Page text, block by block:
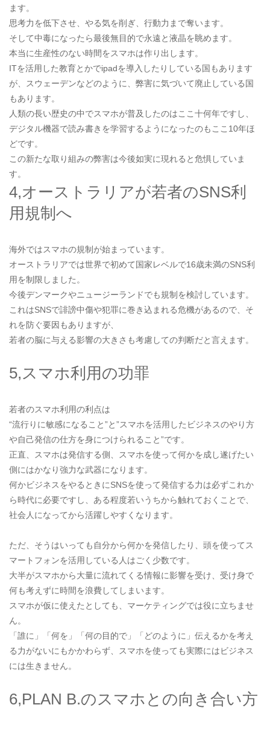
ます。
思考力を低下させ、やる気を削ぎ、行動力まで奪います。
そして中毒になったら最後無目的で永遠と液晶を眺めます。
本当に生産性のない時間をスマホは作り出します。
ITを活用した教育とかでipadを導入したりしている国もあります
が、スウェーデンなどのように、弊害に気づいて廃止している国
もあります。
人類の長い歴史の中でスマホが普及したのはここ十何年ですし、
デジタル機器で読み書きを学習するようになったのもここ10年ほ
どです。
この新たな取り組みの弊害は今後如実に現れると危惧していま
す。
4,オーストラリアが若者のSNS利
用規制へ
海外ではスマホの規制が始まっています。
オーストラリアでは世界で初めて国家レベルで16歳未満のSNS利
用を制限しました。
今後デンマークやニュージーランドでも規制を検討しています。
これはSNSで誹謗中傷や犯罪に巻き込まれる危機があるので、そ
れを防ぐ要因もありますが、
若者の脳に与える影響の大きさも考慮しての判断だと言えます。
5,スマホ利用の功罪
若者のスマホ利用の利点は
“流行りに敏感になること”と”スマホを活用したビジネスのやり方
や自己発信の仕方を身につけられること”です。
正直、スマホは発信する側、スマホを使って何かを成し遂げたい
側にはかなり強力な武器になります。
何かビジネスをやるときにSNSを使って発信する力は必ずこれか
ら時代に必要ですし、ある程度若いうちから触れておくことで、
社会人になってから活躍しやすくなります。
ただ、そうはいっても自分から何かを発信したり、頭を使ってス
マートフォンを活用している人はごく少数です。
大半がスマホから大量に流れてくる情報に影響を受け、受け身で
何も考えずに時間を浪費してしまいます。
スマホが仮に使えたとしても、マーケティングでは役に立ちませ
ん。
「誰に」「何を」「何の目的で」「どのように」伝えるかを考え
る力がないにもかかわらず、スマホを使っても実際にはビジネス
には生きません。
6,PLAN B.のスマホとの向き合い方